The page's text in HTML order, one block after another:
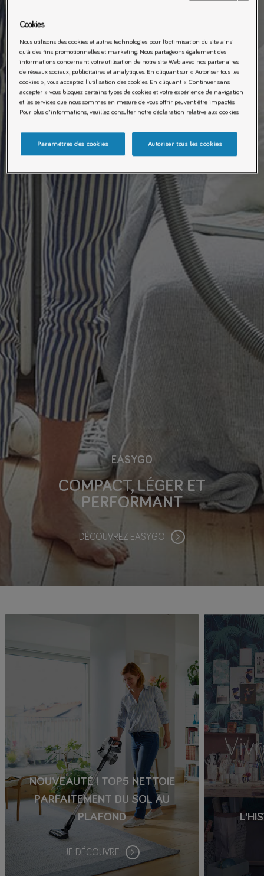
EASYGO
COMPACT, LÉGER ET
PERFORMANT
DÉCOUVREZ EASYGO
NOUVEAUTÉ ! TOP5 NETTOIE
PARFAITEMENT DU SOL AU
PLAFOND
JE DÉCOUVRE
Cookies
Nous utilisons des cookies et autres technologies pour l’optimisation du site ainsi
qu’à des fins promotionnelles et marketing. Nous partageons également des
informations concernant votre utilisation de notre site Web avec nos partenaires
de réseaux sociaux, publicitaires et analytiques. En cliquant sur « Autoriser tous les
cookies », vous acceptez l'utilisation des cookies. En cliquant « Continuer sans
accepter » vous bloquez certains types de cookies et votre expérience de navigation
et les services que nous sommes en mesure de vous offrir peuvent être impactés.
Pour plus d'informations, veuillez consulter notre déclaration relative aux cookies.
Paramètres des cookies Autoriser tous les cookies